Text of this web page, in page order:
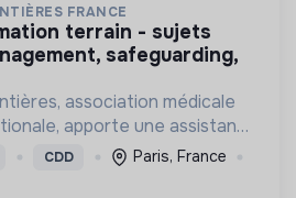
FRANCE
safeguarding,
association médicale
apporte une assistance
dont la vie est
CDD
Paris, France